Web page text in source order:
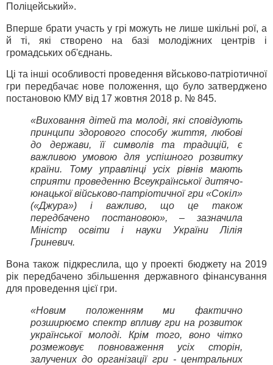
Поліцейський».
Вперше брати участь у грі можуть не лише шкільні рої, а
й ті, які створено на базі молодіжних центрів і
громадських об'єднань.
Ці та інші особливості проведення вйськово-патріотичної
гри передбачає нове положення, що було затверджено
постановою КМУ від 17 жовтня 2018 р. № 845.
«Виховання дітей та молоді, які сповідують
принципи здорового способу життя, любові
до держави, її символів та традицій, є
важливою умовою для успішного розвитку
країни. Тому управлінці усіх рівнів мають
сприяти проведенню Всеукраїнської дитячо-
юнацької військово-патріотичної гри «Сокіл»
(«Джура») і важливо, що це також
передбачено постановою», – зазначила
Міністр освіти і науки України Лілія
Гриневич.
Вона також підкреслила, що у проекті бюджету на 2019
рік передбачено збільшення державного фінансування
для проведення цієї гри.
«Новим положенням ми фактично
розширюємо спектр впливу гри на розвиток
української молоді. Крім того, воно чітко
розмежовує повноваження усіх сторін,
залучених до організації гри - центральних